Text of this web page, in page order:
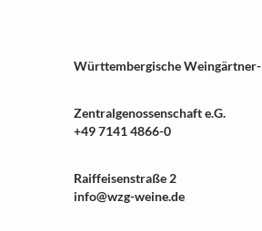
Württembergische Weingärtner-
Zentralgenossenschaft e.G.
+49 7141 4866-0
Raiffeisenstraße 2
info@wzg-weine.de